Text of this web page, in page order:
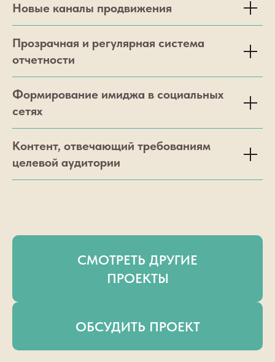
Новые каналы продвижения
Прозрачная и регулярная система
отчетности
Формирование имиджа в социальных
сетях
Контент, отвечающий требованиям
целевой аудитории
СМОТРЕТЬ ДРУГИЕ
ПРОЕКТЫ
ОБСУДИТЬ ПРОЕКТ